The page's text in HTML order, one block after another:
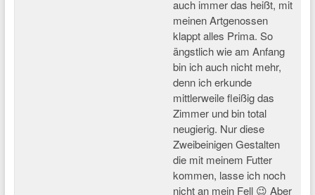
auch immer das heißt, mit
meinen Artgenossen
klappt alles Prima. So
ängstlich wie am Anfang
bin ich auch nicht mehr,
denn ich erkunde
mittlerweile fleißig das
Zimmer und bin total
neugierig. Nur diese
Zweibeinigen Gestalten
die mit meinem Futter
kommen, lasse ich noch
nicht an mein Fell 😉 Aber